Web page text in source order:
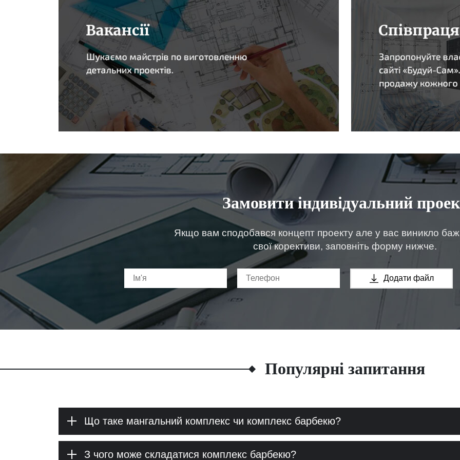
Замовити індивідуальний
Якщо вам сподобався концепт проекту але у вас виникло
свої корективи, заповніть форму нижче.
Додати файл
Популярні запитання
Що таке мангальний комплекс чи комплекс барбекю?
З чого може складатися комплекс барбекю?